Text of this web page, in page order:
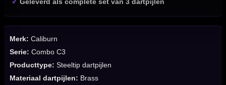
Merk: Caliburn
Serie: Combo C3
Producttype: Steeltip dartpijlen
Materiaal dartpijlen: Brass